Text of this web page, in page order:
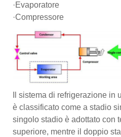
·Evaporatore
·Compressore
Il sistema di refrigerazione in
è classificato come a stadio
singolo stadio è adottato con
superiore, mentre il doppio